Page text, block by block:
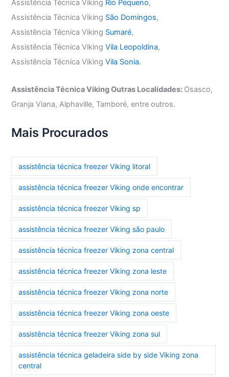
Assistência Técnica Viking Rio Pequeno,
Assistência Técnica Viking São Domingos,
Assistência Técnica Viking Sumaré,
Assistência Técnica VikingVila Leopoldina,
Assistência Técnica VikingVila Sonia.
Assistência Técnica Viking Outras Localidades: Osasco,
Granja Viana, Alphaville, Tamboré, entre outros.
Mais Procurados
assistência técnica freezer Viking litoral
assistência técnica freezer Viking onde encontrar
assistência técnica freezer Viking sp
assistência técnica freezer Viking são paulo
assistência técnica freezer Viking zona central
assistência técnica freezer Viking zona leste
assistência técnica freezer Viking zona norte
assistência técnica freezer Viking zona oeste
assistência técnica freezer Viking zona sul
assistência técnica geladeira side by side Viking zona
central